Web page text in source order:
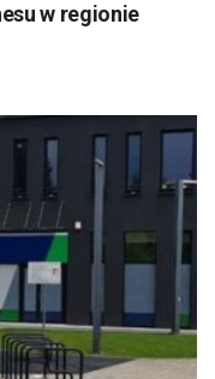
w regionie